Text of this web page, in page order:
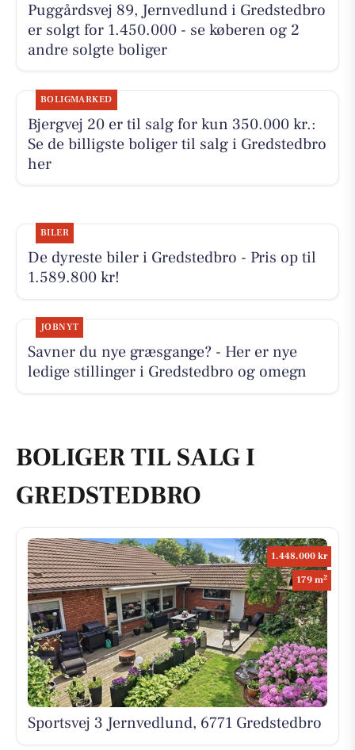
Puggårdsvej 89, Jernvedlund i Gredstedbro
er solgt for 1.450.000 - se køberen og 2
andre solgte boliger
BOLIGMARKED
Bjergvej 20 er til salg for kun 350.000 kr.:
Se de billigste boliger til salg i Gredstedbro
her
BILER
De dyreste biler i Gredstedbro - Pris op til
1.589.800 kr!
JOBNYT
Savner du nye græsgange? - Her er nye
ledige stillinger i Gredstedbro og omegn
BOLIGER TIL SALG I
GREDSTEDBRO
1.448.000 kr
179 m2
Sportsvej 3 Jernvedlund, 6771 Gredstedbro